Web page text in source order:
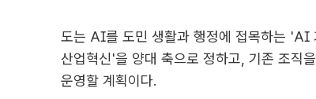
도는 AI를 도민 생활과 행정에 접목하는
산업혁신'을 양대 축으로 정하고, 기존 조직
운영할 계획이다.